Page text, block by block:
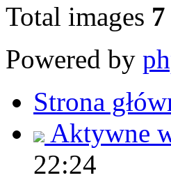
Total images 7
Powered by
Strona
Aktywne
22:24